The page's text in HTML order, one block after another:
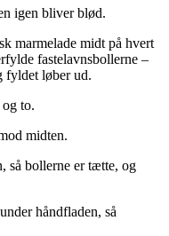
igen bliver blød.
marmelade midt på hvert
fastelavnsbollerne –
fyldet løber ud.
to.
midten.
så bollerne er tætte, og
håndfladen, så